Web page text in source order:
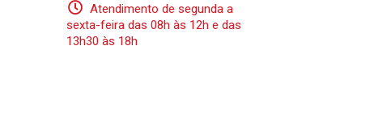
Atendimento de segunda a
sexta-feira das 08h às 12h e das
13h30 às 18h